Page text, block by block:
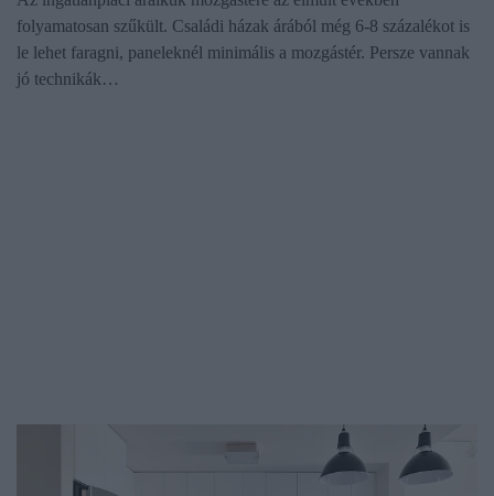
folyamatosan szűkült. Családi házak árából még 6-8 százalékot is
le lehet faragni, paneleknél minimális a mozgástér. Persze vannak
jó technikák…